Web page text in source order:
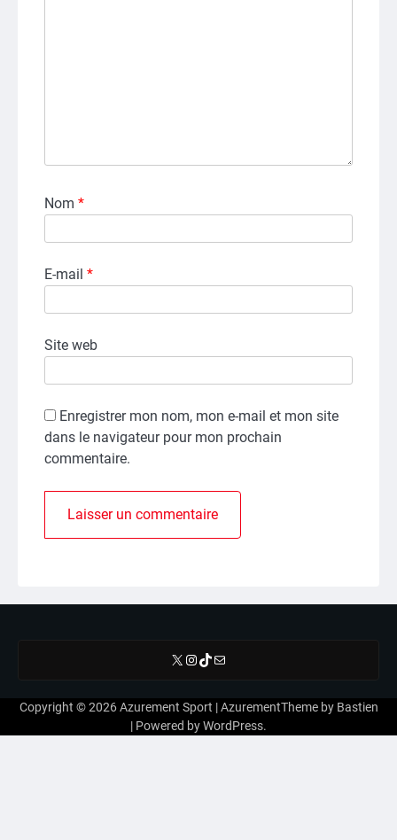
Nom *
E-mail *
Site web
Enregistrer mon nom, mon e-mail et mon site
dans le navigateur pour mon prochain
commentaire.
X Instagram
TikTok
E-mail
Copyright © 2026Azurement Sport | AzurementTheme by Bastien
| Powered byWordPress.